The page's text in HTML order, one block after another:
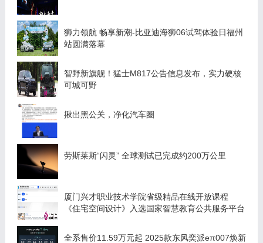
狮力领航 畅享新潮-比亚迪海狮06试驾体验日福州
站圆满落幕
智野新旗舰！猛士M817公告信息发布，实力硬核
可城可野
揪出黑公关，净化汽车圈
劳斯莱斯“闪灵” 全球测试已完成约200万公里
厦门兴才职业技术学院省级精品在线开放课程
《住宅空间设计》入选国家智慧教育公共服务平台
全系售价11.59万元起 2025款东风奕派eπ007焕新